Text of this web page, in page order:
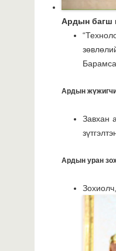
Ардын багш
Ардын
Завхан
Ардын уран